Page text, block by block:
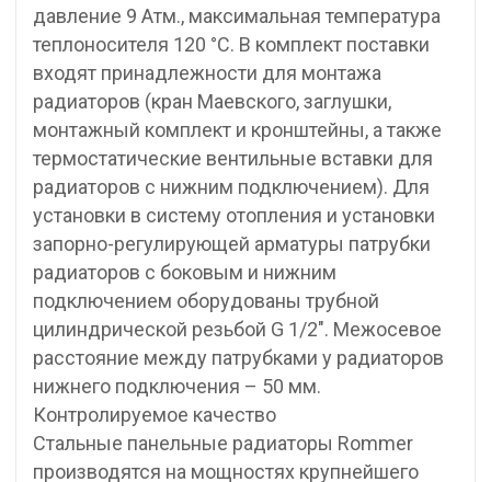
давление 9 Атм., максимальная температура
теплоносителя 120 °С. В комплект поставки
входят принадлежности для монтажа
радиаторов (кран Маевского, заглушки,
монтажный комплект и кронштейны, а также
термостатические вентильные вставки для
радиаторов с нижним подключением). Для
установки в систему отопления и установки
запорно-регулирующей арматуры патрубки
радиаторов с боковым и нижним
подключением оборудованы трубной
цилиндрической резьбой G 1/2″. Межосевое
расстояние между патрубками у радиаторов
нижнего подключения – 50 мм.
Контролируемое качество
Стальные панельные радиаторы Rommer
производятся на мощностях крупнейшего